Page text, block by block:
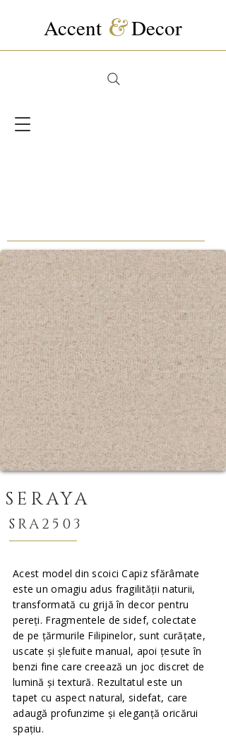
Accent &Decor
SERAYA
SRA2503
Acest model din scoici Capiz sfărâmate
este un omagiu adus fragilității naturii,
transformată cu grijă în decor pentru
pereți. Fragmentele de sidef, colectate
de pe țărmurile Filipinelor, sunt curățate,
uscate și șlefuite manual, apoi țesute în
benzi fine care creează un joc discret de
lumină și textură. Rezultatul este un
tapet cu aspect natural, sidefat, care
adaugă profunzime și eleganță oricărui
spațiu.